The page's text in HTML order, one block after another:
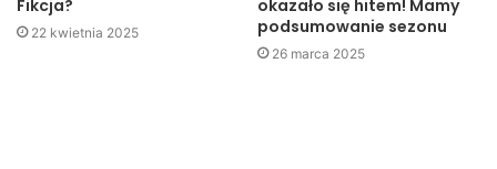
Fikcja?
22 kwietnia 2025
okazało się hitem! Mamy
podsumowanie sezonu
26 marca 2025